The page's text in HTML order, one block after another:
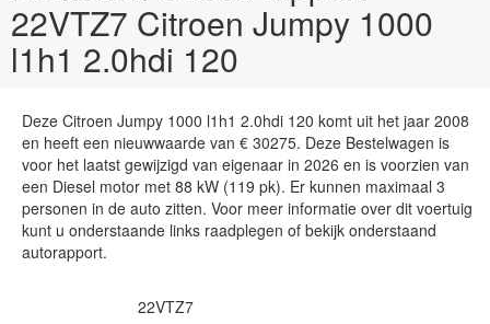
22VTZ7 Citroen Jumpy 1000
l1h1 2.0hdi 120
Deze Citroen Jumpy 1000 l1h1 2.0hdi 120 komt uit het jaar 2008
en heeft een nieuwwaarde van € 30275. Deze Bestelwagen is
voor het laatst gewijzigd van eigenaar in 2026 en is voorzien van
een Diesel motor met 88 kW (119 pk). Er kunnen maximaal 3
personen in de auto zitten. Voor meer informatie over dit voertuig
kunt u onderstaande links raadplegen of bekijk onderstaand
autorapport.
22VTZ7